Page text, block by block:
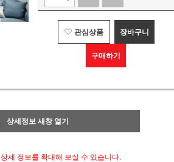
관심상품 장바구니
구매하기
상세정보 새창 열기
상세 정보를 확대해 보실 수 있습니다.